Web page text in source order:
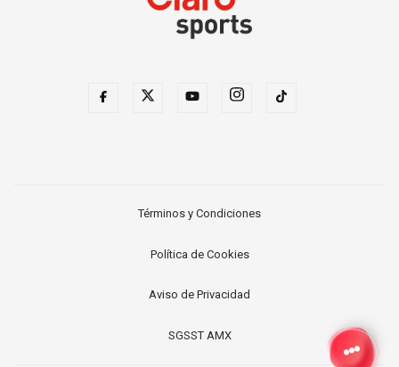
Términos y Condiciones
Política de Cookies
Aviso de Privacidad
SGSST AMX